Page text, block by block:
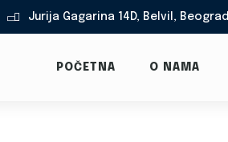
 Jurija Gagarina 14D, Belvil, Beograd
POČETNA O NAMA